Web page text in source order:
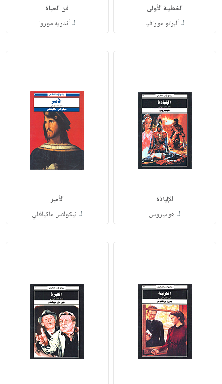
الخطيئة الأولى
لـألبرتو مورافيا
فن الحياة
لـأندريه موروا
الإلياذة
لـ هوميروس
الأمير
لـ نيكولاس ماكيافلي